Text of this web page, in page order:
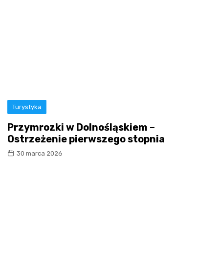
Turystyka
Przymrozki w Dolnośląskiem –
Ostrzeżenie pierwszego stopnia
30 marca 2026